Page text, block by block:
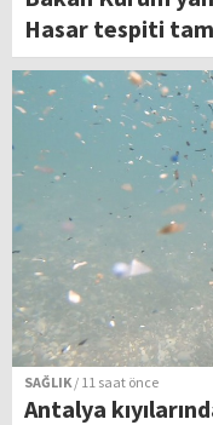
Hasar tespiti
SAĞLIK / 11 saat önce
Antalya